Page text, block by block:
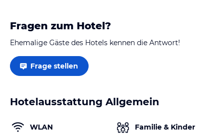
Fragen zum Hotel?
Ehemalige Gäste des Hotels kennen die Antwort!
Frage stellen
Hotelausstattung Allgemein
WLAN Familie & Kinder